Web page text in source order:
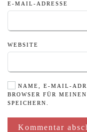
E-MAIL-ADRESSE
WEBSITE
NAME, E-MAIL-
BROWSER FÜR
SPEICHERN.
Kommentar